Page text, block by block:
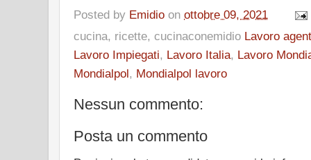
Posted by Emidio on ottobre 09, 2021
cucina, ricette, cucinaconemidio Lavoro
Lavoro Impiegati, Lavoro Italia, Lavoro
Mondialpol, Mondialpol lavoro
Nessun commento:
Posta un commento